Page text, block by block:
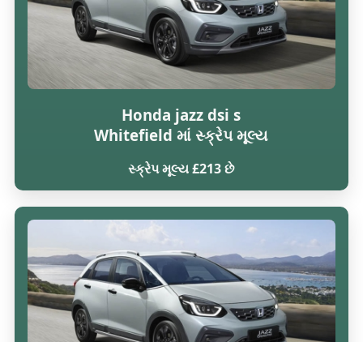
Honda jazz dsi s
Whitefield માં સ્ક્રેપ મૂલ્ય
સ્ક્રેપ મૂલ્ય £213 છે